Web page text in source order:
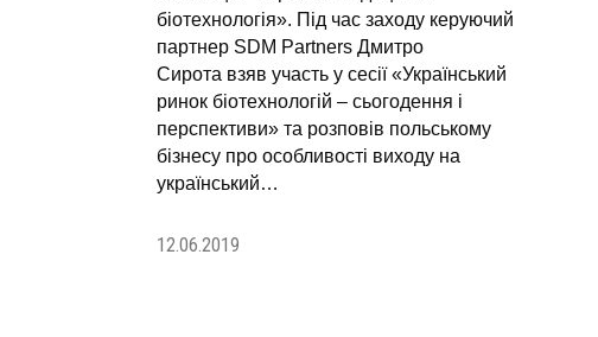
біотехнологія». Під час заходу керуючий
партнер SDM Partners Дмитро
Сирота взяв участь у сесії «Український
ринок біотехнологій – сьогодення і
перспективи» та розповів польському
бізнесу про особливості виходу на
український…
12.06.2019